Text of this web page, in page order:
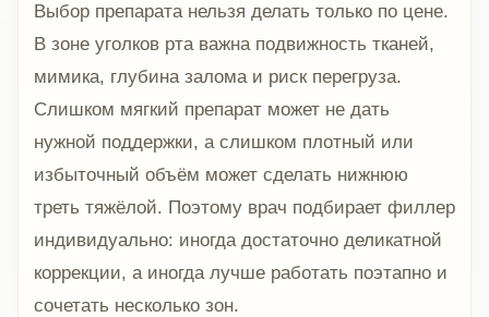
Выбор препарата нельзя делать только по цене.
В зоне уголков рта важна подвижность тканей,
мимика, глубина залома и риск перегруза.
Слишком мягкий препарат может не дать
нужной поддержки, а слишком плотный или
избыточный объём может сделать нижнюю
треть тяжёлой. Поэтому врач подбирает филлер
индивидуально: иногда достаточно деликатной
коррекции, а иногда лучше работать поэтапно и
сочетать несколько зон.